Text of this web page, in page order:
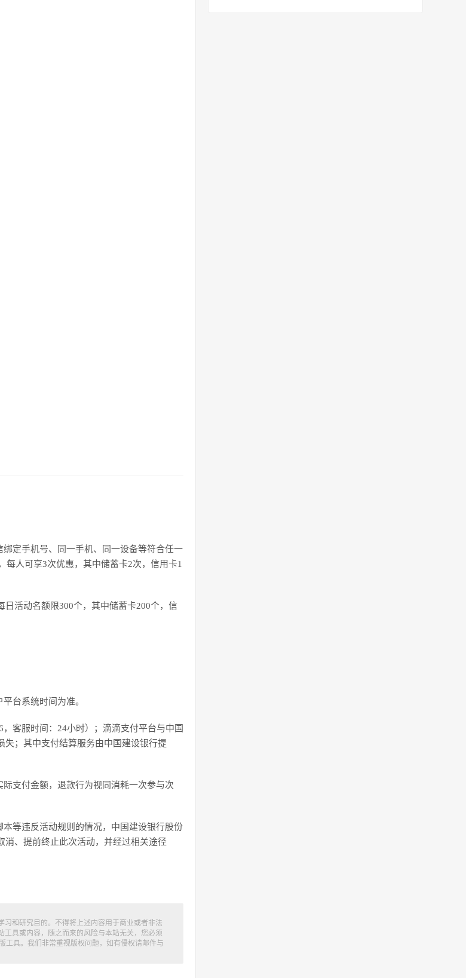
定手机号、同一手机、同一设备等符合任一
人可享3次优惠，其中储蓄卡2次，信用卡1
日活动名额限300个，其中储蓄卡200个，信
台系统时间为准。
客服时间：24小时）；滴滴支付平台与中国
；其中支付结算服务由中国建设银行提
支付金额，退款行为视同消耗一次参与次
等违反活动规则的情况，中国建设银行股份
、提前终止此次活动，并经过相关途径
和研究目的。不得将上述内容用于商业或者非法
具或内容，随之而来的风险与本站无关，您必须
工具。我们非常重视版权问题，如有侵权请邮件与